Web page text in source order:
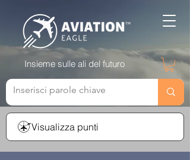
Visualizza punti
Insieme sulle ali del futuro